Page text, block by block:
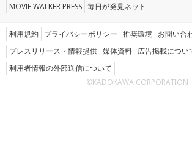
MOVIE WALKER PRESS 毎日が発見ネット
利用規約 プライバシーポリシー 推奨環境 お問い合
プレスリリース・情報提供 媒体資料 広告掲載につい
利用者情報の外部送信について
©KADOKAWA CORPORATION